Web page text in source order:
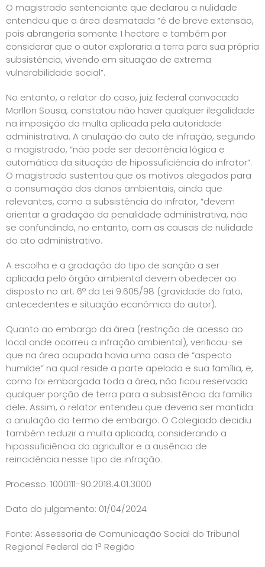
O magistrado sentenciante que declarou a nulidade
entendeu que a área desmatada “é de breve extensão,
pois abrangeria somente 1 hectare e também por
considerar que o autor exploraria a terra para sua própria
subsistência, vivendo em situação de extrema
vulnerabilidade social”.
No entanto, o relator do caso, juiz federal convocado
Marllon Sousa, constatou não haver qualquer ilegalidade
na imposição da multa aplicada pela autoridade
administrativa. A anulação do auto de infração, segundo
o magistrado, “não pode ser decorrência lógica e
automática da situação de hipossuficiência do infrator”.
O magistrado sustentou que os motivos alegados para
a consumação dos danos ambientais, ainda que
relevantes, como a subsistência do infrator, “devem
orientar a gradação da penalidade administrativa, não
se confundindo, no entanto, com as causas de nulidade
do ato administrativo.
A escolha e a gradação do tipo de sanção a ser
aplicada pelo órgão ambiental devem obedecer ao
disposto no art. 6º da Lei 9.605/98 (gravidade do fato,
antecedentes e situação econômica do autor).
Quanto ao embargo da área (restrição de acesso ao
local onde ocorreu a infração ambiental), verificou-se
que na área ocupada havia uma casa de “aspecto
humilde” na qual reside a parte apelada e sua família, e,
como foi embargada toda a área, não ficou reservada
qualquer porção de terra para a subsistência da família
dele. Assim, o relator entendeu que deveria ser mantida
a anulação do termo de embargo. O Colegiado decidiu
também reduzir a multa aplicada, considerando a
hipossuficiência do agricultor e a ausência de
reincidência nesse tipo de infração.
Processo: 1000111-90.2018.4.01.3000
Data do julgamento: 01/04/2024
Fonte: Assessoria de Comunicação Social do Tribunal
Regional Federal da 1ª Região